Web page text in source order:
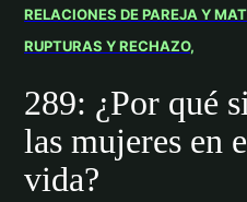
RELACIONES DE PAREJA Y
RUPTURAS Y RECHAZO
289: ¿Por qué
las mujeres en
vida?